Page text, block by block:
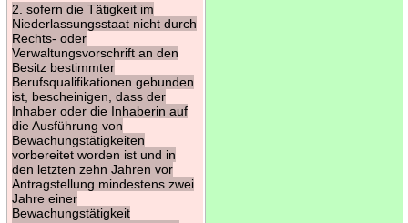
2. sofern die Tätigkeit im
Niederlassungsstaat nicht durch
Rechts- oder
Verwaltungsvorschrift an den
Besitz bestimmter
Berufsqualifikationen gebunden
ist, bescheinigen, dass der
Inhaber oder die Inhaberin auf
die Ausführung von
Bewachungstätigkeiten
vorbereitet worden ist und in
den letzten zehn Jahren vor
Antragstellung mindestens zwei
Jahre einer
Bewachungstätigkeit